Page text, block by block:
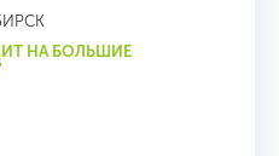
НА БОЛЬШИЕ